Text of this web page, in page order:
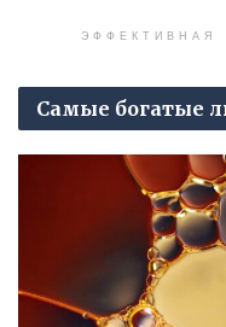
ЭФФЕКТИВНАЯ
Самые богатые